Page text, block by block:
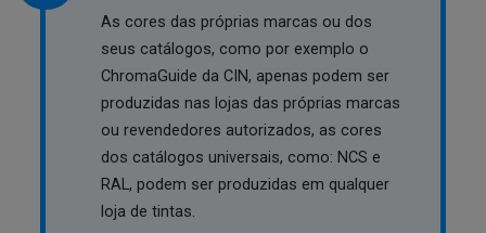
As cores das próprias marcas ou dos
seus catálogos, como por exemplo o
ChromaGuide da CIN, apenas podem ser
produzidas nas lojas das próprias marcas
ou revendedores autorizados, as cores
dos catálogos universais, como: NCS e
RAL, podem ser produzidas em qualquer
loja de tintas.